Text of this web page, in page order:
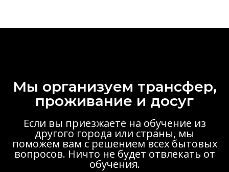
Мы организуем трансфер,
проживание и досуг
Если вы приезжаете на обучение из
другого города или страны, мы
поможем вам с решением всех бытовых
вопросов. Ничто не будет отвлекать от
обучения.